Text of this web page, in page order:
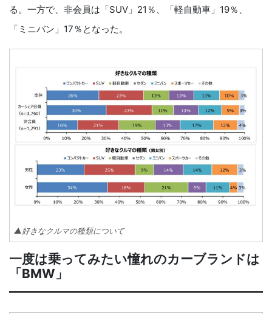
る。一方で、非会員は「SUV」21％、「軽自動車」19％、
「ミニバン」17％となった。
▲好きなクルマの種類について
一度は乗ってみたい憧れのカーブランドは
「BMW」